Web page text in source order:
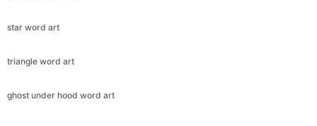
star word art
triangle word art
ghost under hood word art